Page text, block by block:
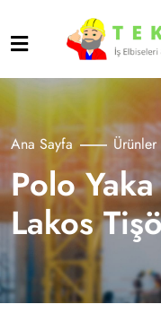
Ana Sayfa Ürünler
Polo
Lakos